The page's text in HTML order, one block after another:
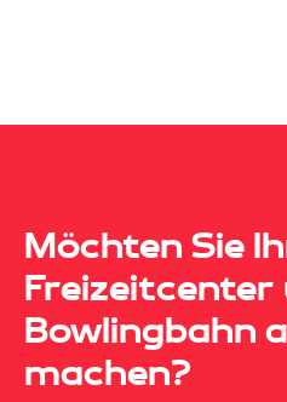
Möchten Sie
Freizeitcenter
Bowlingbahn
machen?